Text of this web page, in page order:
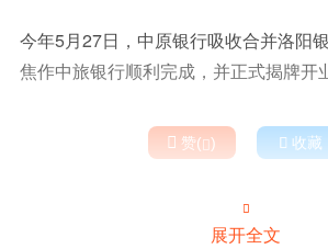
今年5月27日，中原银行吸收合并洛阳
焦作中旅银行顺利完成，并正式揭牌开
 赞()  收藏

展开全文